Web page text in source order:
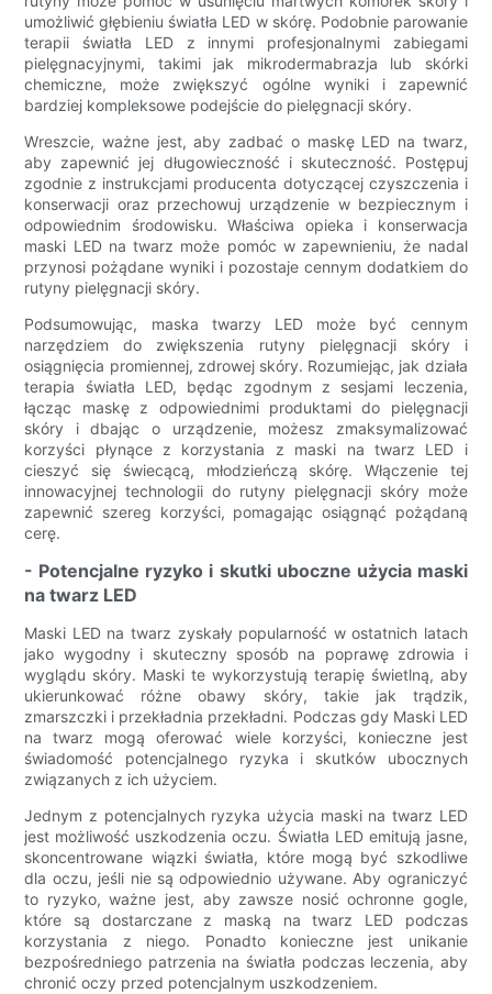
umożliwić głębieniu światła LED w skórę. Podobnie parowanie
terapii światła LED z innymi profesjonalnymi zabiegami
pielęgnacyjnymi, takimi jak mikrodermabrazja lub skórki
chemiczne, może zwiększyć ogólne wyniki i zapewnić
bardziej kompleksowe podejście do pielęgnacji skóry.
Wreszcie, ważne jest, aby zadbać o maskę LED na twarz,
aby zapewnić jej długowieczność i skuteczność. Postępuj
zgodnie z instrukcjami producenta dotyczącej czyszczenia i
konserwacji oraz przechowuj urządzenie w bezpiecznym i
odpowiednim środowisku. Właściwa opieka i konserwacja
maski LED na twarz może pomóc w zapewnieniu, że nadal
przynosi pożądane wyniki i pozostaje cennym dodatkiem do
rutyny pielęgnacji skóry.
Podsumowując, maska ​​twarzy LED może być cennym
narzędziem do zwiększenia rutyny pielęgnacji skóry i
osiągnięcia promiennej, zdrowej skóry. Rozumiejąc, jak działa
terapia światła LED, będąc zgodnym z sesjami leczenia,
łącząc maskę z odpowiednimi produktami do pielęgnacji
skóry i dbając o urządzenie, możesz zmaksymalizować
korzyści płynące z korzystania z maski na twarz LED i
cieszyć się świecącą, młodzieńczą skórę. Włączenie tej
innowacyjnej technologii do rutyny pielęgnacji skóry może
zapewnić szereg korzyści, pomagając osiągnąć pożądaną
cerę.
- Potencjalne ryzyko i skutki uboczne użycia maski
na twarz LED
Maski LED na twarz zyskały popularność w ostatnich latach
jako wygodny i skuteczny sposób na poprawę zdrowia i
wyglądu skóry. Maski te wykorzystują terapię świetlną, aby
ukierunkować różne obawy skóry, takie jak trądzik,
zmarszczki i przekładnia przekładni. Podczas gdy Maski LED
na twarz mogą oferować wiele korzyści, konieczne jest
świadomość potencjalnego ryzyka i skutków ubocznych
związanych z ich użyciem.
Jednym z potencjalnych ryzyka użycia maski na twarz LED
jest możliwość uszkodzenia oczu. Światła LED emitują jasne,
skoncentrowane wiązki światła, które mogą być szkodliwe
dla oczu, jeśli nie są odpowiednio używane. Aby ograniczyć
to ryzyko, ważne jest, aby zawsze nosić ochronne gogle,
które są dostarczane z maską na twarz LED podczas
korzystania z niego. Ponadto konieczne jest unikanie
bezpośredniego patrzenia na światła podczas leczenia, aby
chronić oczy przed potencjalnym uszkodzeniem.